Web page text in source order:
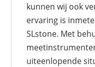
kunnen wij ook
ervaring is
SLstone. Met
uiteenlopende